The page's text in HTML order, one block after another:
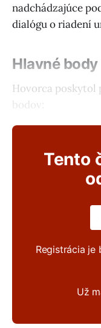
nadchádzajúce
dialógu o riadení
Hlavné
Hovorca poskytol
bodov:
Tento
Registrácia je
Už